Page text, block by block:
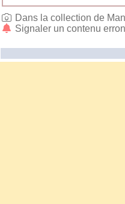
Dans la collection de
Signaler un contenu